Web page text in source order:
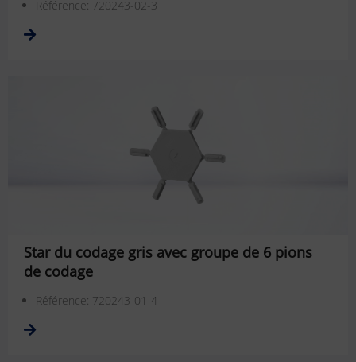
Référence: 720243-02-3
Star du codage gris avec groupe de 6 pions
de codage
Référence: 720243-01-4